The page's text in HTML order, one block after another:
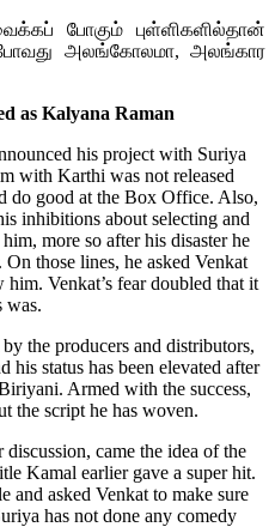
போகும் புள்ளிகளில்தான்
அலங்கோலமா, அலங்கார
as Kalyana Raman
his project with Suriya
with Karthi was not released
do good at the Box Office. Also,
inhibitions about selecting and
more so after his disaster he
those lines, he asked Venkat
Venkat’s fear doubled that it
was.
the producers and distributors,
his status has been elevated after
Armed with the success,
the script he has woven.
came the idea of the
Kamal earlier gave a super hit.
and asked Venkat to make sure
has not done any comedy